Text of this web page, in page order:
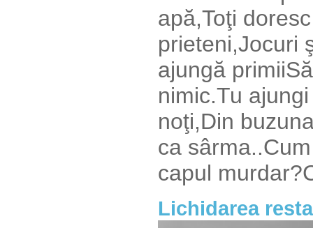
apă,Toţi
prieteni,Jocuri
ajungă
nimic.Tu
noţi,Din
ca
capul
Lichidarea